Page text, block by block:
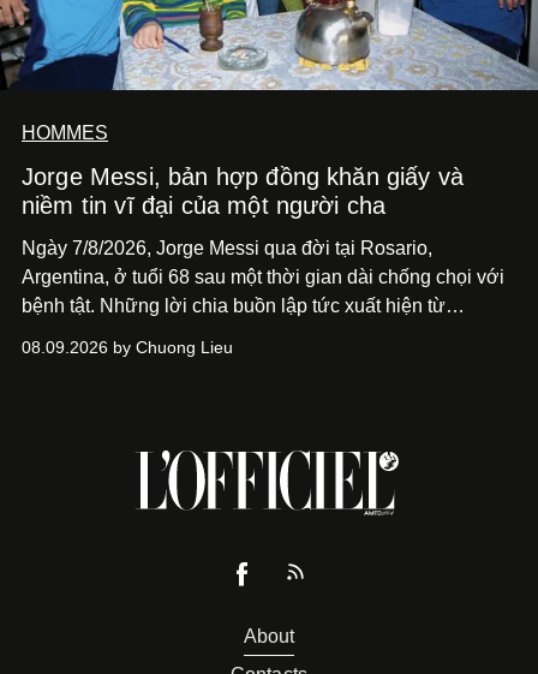
HOMMES
Jorge Messi, bản hợp đồng khăn giấy và
niềm tin vĩ đại của một người cha
Ngày 7/8/2026, Jorge Messi qua đời tại Rosario,
Argentina, ở tuổi 68 sau một thời gian dài chống chọi với
bệnh tật. Những lời chia buồn lập tức xuất hiện từ
Bóng đá Argentina. Không chỉ dành cho cha của Lionel
từng chứng kiến.
08.09.2026 by Chuong Lieu
About